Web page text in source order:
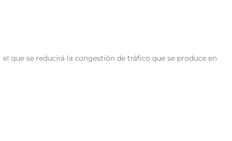
que se reducirá la congestión de tráfico que se produce en